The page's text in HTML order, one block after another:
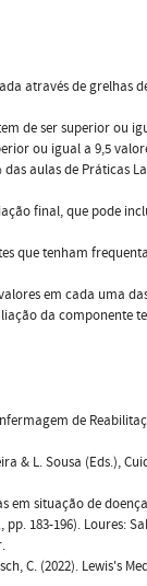
através de grelhas
de ser superior ou
ou igual a 9,5
aulas de Práticas
final, que pode
que tenham
em cada uma
da componente
de
& L. Sousa (Eds.),
em situação de
183-196). Loures:
C. (2022). Lewis's